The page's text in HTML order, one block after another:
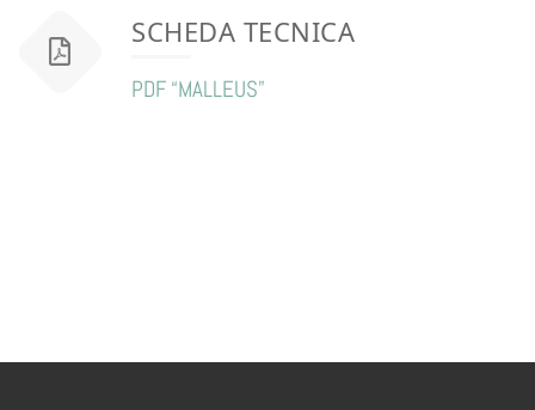
SCHEDA TECNICA
PDF “MALLEUS”